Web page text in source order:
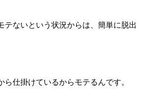
テないという状況からは、簡単に脱出
ら仕掛けているからモテるんです。